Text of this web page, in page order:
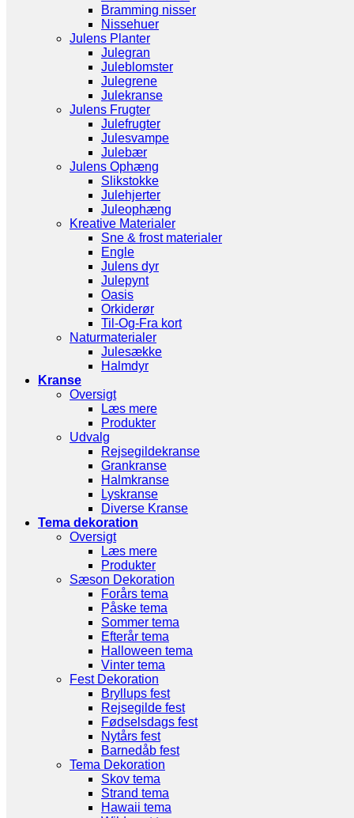
Bramming nisser
Nissehuer
Julens Planter
Julegran
Juleblomster
Julegrene
Julekranse
Julens Frugter
Julefrugter
Julesvampe
Julebær
Julens Ophæng
Slikstokke
Julehjerter
Juleophæng
Kreative Materialer
Sne & frost materialer
Engle
Julens dyr
Julepynt
Oasis
Orkiderør
Til-Og-Fra kort
Naturmaterialer
Julesække
Halmdyr
Kranse
Oversigt
Læs mere
Produkter
Udvalg
Rejsegildekranse
Grankranse
Halmkranse
Lyskranse
Diverse Kranse
Tema dekoration
Oversigt
Læs mere
Produkter
Sæson Dekoration
Forårs tema
Påske tema
Sommer tema
Efterår tema
Halloween tema
Vinter tema
Fest Dekoration
Bryllups fest
Rejsegilde fest
Fødselsdags fest
Nytårs fest
Barnedåb fest
Tema Dekoration
Skov tema
Strand tema
Hawaii tema